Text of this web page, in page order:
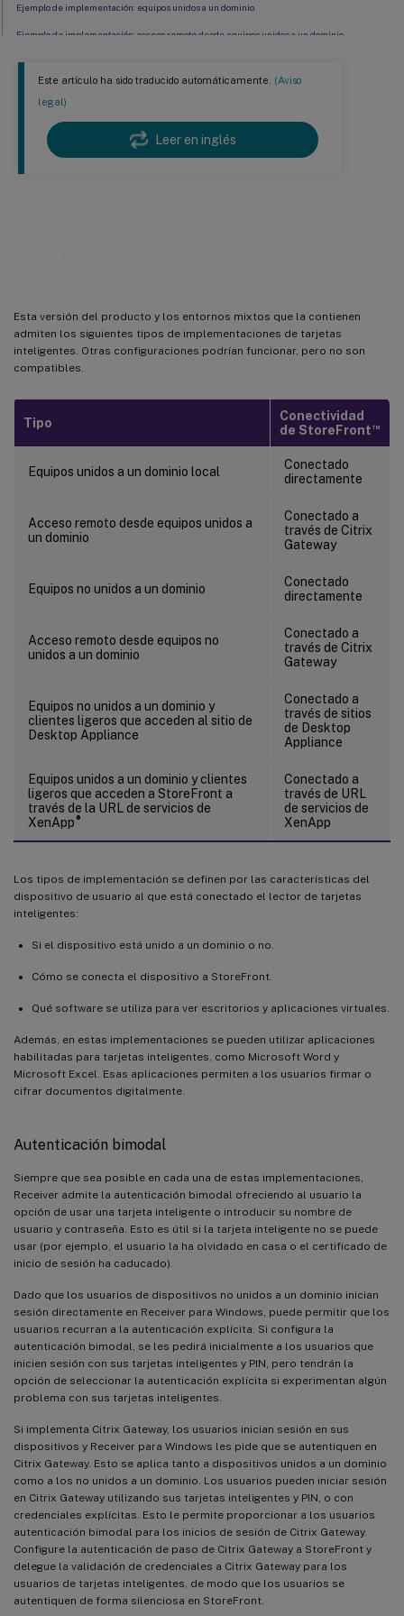
Este artículo ha sido traducido automáticamente. (Aviso
legal)
Leer en inglés
Esta versión del producto y los entornos mixtos que la contienen
admiten los siguientes tipos de implementaciones de tarjetas
inteligentes. Otras configuraciones podrían funcionar, pero no son
compatibles.
Tipo
Conectividad
de StoreFront™
Equipos unidos a un dominio local
Conectado
directamente
Acceso remoto desde equipos unidos a
un dominio
Conectado a
través de Citrix
Gateway
Equipos no unidos a un dominio
Conectado
directamente
Acceso remoto desde equipos no
unidos a un dominio
Conectado a
través de Citrix
Gateway
Equipos no unidos a un dominio y
clientes ligeros que acceden al sitio de
Desktop Appliance
Conectado a
través de sitios
de Desktop
Appliance
Equipos unidos a un dominio y clientes
ligeros que acceden a StoreFront a
través de la URL de servicios de
XenApp®
Conectado a
través de URL
de servicios de
XenApp
Los tipos de implementación se definen por las características del
dispositivo de usuario al que está conectado el lector de tarjetas
inteligentes:
Si el dispositivo está unido a un dominio o no.
Cómo se conecta el dispositivo a StoreFront.
Qué software se utiliza para ver escritorios y aplicaciones virtuales.
Además, en estas implementaciones se pueden utilizar aplicaciones
habilitadas para tarjetas inteligentes, como Microsoft Word y
Microsoft Excel. Esas aplicaciones permiten a los usuarios firmar o
cifrar documentos digitalmente.
Autenticación bimodal
Siempre que sea posible en cada una de estas implementaciones,
Receiver admite la autenticación bimodal ofreciendo al usuario la
opción de usar una tarjeta inteligente o introducir su nombre de
usuario y contraseña. Esto es útil si la tarjeta inteligente no se puede
usar (por ejemplo, el usuario la ha olvidado en casa o el certificado de
inicio de sesión ha caducado).
Dado que los usuarios de dispositivos no unidos a un dominio inician
sesión directamente en Receiver para Windows, puede permitir que los
usuarios recurran a la autenticación explícita. Si configura la
autenticación bimodal, se les pedirá inicialmente a los usuarios que
inicien sesión con sus tarjetas inteligentes y PIN, pero tendrán la
opción de seleccionar la autenticación explícita si experimentan algún
problema con sus tarjetas inteligentes.
Si implementa Citrix Gateway, los usuarios inician sesión en sus
dispositivos y Receiver para Windows les pide que se autentiquen en
Citrix Gateway. Esto se aplica tanto a dispositivos unidos a un dominio
como a los no unidos a un dominio. Los usuarios pueden iniciar sesión
en Citrix Gateway utilizando sus tarjetas inteligentes y PIN, o con
credenciales explícitas. Esto le permite proporcionar a los usuarios
autenticación bimodal para los inicios de sesión de Citrix Gateway.
Configure la autenticación de paso de Citrix Gateway a StoreFront y
delegue la validación de credenciales a Citrix Gateway para los
usuarios de tarjetas inteligentes, de modo que los usuarios se
autentiquen de forma silenciosa en StoreFront.
Ejemplo de implementación: equipos unidos a un dominio
Ejemplo de implementación: acceso remoto desde equipos unidos a un dominio
Ejemplo de implementación: equipos no unidos a un dominio
Ejemplo de implementación: acceso remoto desde equipos no unidos a un dominio
sitio de Desktop Appliance
Ejemplo de implementación: equipos unidos a un dominio y clientes ligeros que acceden a